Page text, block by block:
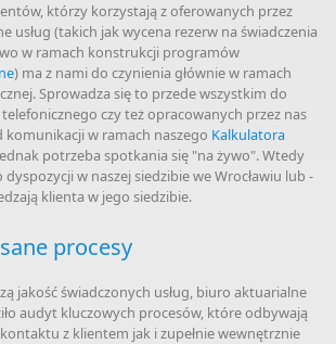
którzy korzystają z oferowanych przez
usług (takich jak wycena rezerw na świadczenia
w ramach konstrukcji programów
) ma z nami do czynienia głównie w ramach
Sprowadza się to przede wszystkim do
czy też opracowanych przez nas
w ramach naszego Kalkulatora
potrzeba spotkania się "na żywo". Wtedy
w naszej siedzibie we Wrocławiu lub -
klienta w jego siedzibie.
procesy
jakość świadczonych usług, biuro aktuarialne
audyt kluczowych procesów, które odbywają
z klientem jak i zupełnie wewnętrznie